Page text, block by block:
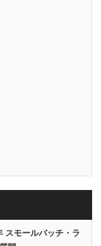
スモールバッチ・ラ